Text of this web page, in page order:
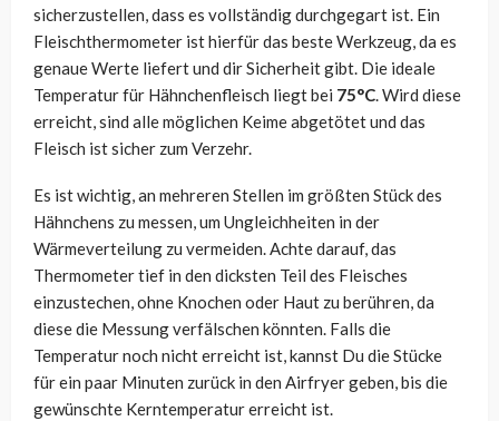
sicherzustellen, dass es vollständig durchgegart ist. Ein
Fleischthermometer ist hierfür das beste Werkzeug, da es
genaue Werte liefert und dir Sicherheit gibt. Die ideale
Temperatur für Hähnchenfleisch liegt bei 75°C. Wird diese
erreicht, sind alle möglichen Keime abgetötet und das
Fleisch ist sicher zum Verzehr.
Es ist wichtig, an mehreren Stellen im größten Stück des
Hähnchens zu messen, um Ungleichheiten in der
Wärmeverteilung zu vermeiden. Achte darauf, das
Thermometer tief in den dicksten Teil des Fleisches
einzustechen, ohne Knochen oder Haut zu berühren, da
diese die Messung verfälschen könnten. Falls die
Temperatur noch nicht erreicht ist, kannst Du die Stücke
für ein paar Minuten zurück in den Airfryer geben, bis die
gewünschte Kerntemperatur erreicht ist.